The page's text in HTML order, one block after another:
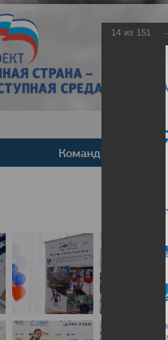
Команда
14 из 151